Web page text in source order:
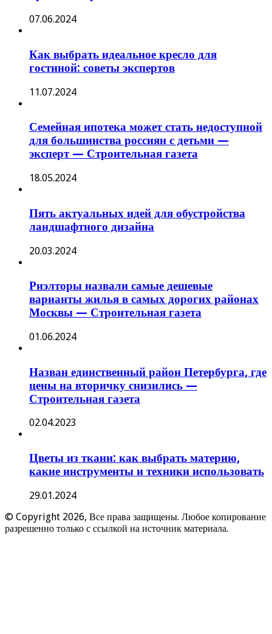
07.06.2024
Как выбрать идеальное кресло для
гостиной: советы экспертов
11.07.2024
Семейная ипотека может стать недоступной
для большинства россиян с детьми —
эксперт — Строительная газета
18.05.2024
Пять актуальных идей для обустройства
ландшафтного дизайна
20.03.2024
Риэлторы назвали самые дешевые
варианты жилья в самых дорогих районах
Москвы — Строительная газета
01.06.2024
Назван единственный район Петербурга, где
цены на вторичку снизились —
Строительная газета
02.04.2023
Цветы из ткани: как выбрать материю,
какие инструменты и техники использовать
29.01.2024
© Copyright 2026, Все права защищены. Любое копирование
разрешенно только с ссылкой на источник материала.